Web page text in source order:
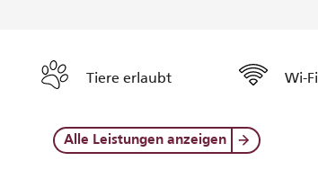
Tiere erlaubt Wi-Fi
Alle Leistungen anzeigen